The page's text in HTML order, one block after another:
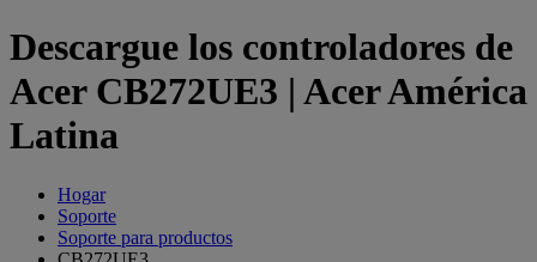
Descargue los controladores de
Acer CB272UE3 | Acer América
Latina
Hogar
Soporte
Soporte para productos